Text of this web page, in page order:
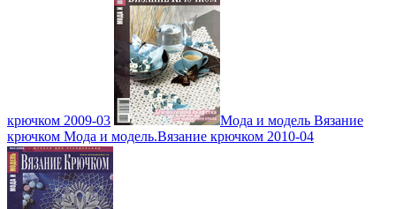
крючком 2009-03
Мода и модель Вязание
крючком Мода и модель.Вязание крючком 2010-04